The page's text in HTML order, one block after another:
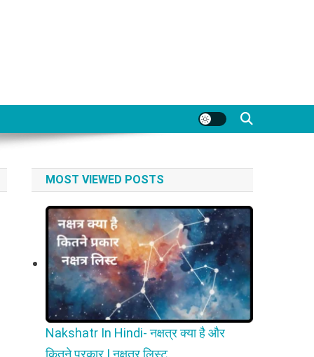
MOST VIEWED POSTS
Nakshatr In Hindi- नक्षत्र क्या है और
कितने प्रकार | नक्षत्र लिस्ट